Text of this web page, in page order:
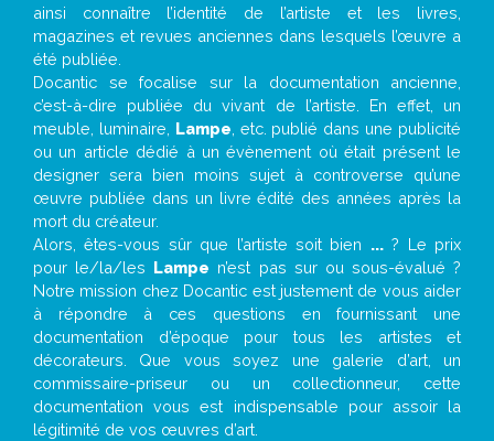
ainsi connaître l’identité de l’artiste et les livres,
magazines et revues anciennes dans lesquels l’œuvre a
été publiée.
Docantic se focalise sur la documentation ancienne,
c’est-à-dire publiée du vivant de l’artiste. En effet, un
meuble, luminaire, Lampe , etc. publié dans une publicité
ou un article dédié à un évènement où était présent le
designer sera bien moins sujet à controverse qu’une
œuvre publiée dans un livre édité des années après la
mort du créateur.
Alors, êtes-vous sûr que l’artiste soit bien ...? Le prix
pour le/la/les Lampe n’est pas sur ou sous-évalué ?
Notre mission chez Docantic est justement de vous aider
à répondre à ces questions en fournissant une
documentation d’époque pour tous les artistes et
décorateurs. Que vous soyez une galerie d’art, un
commissaire-priseur ou un collectionneur, cette
documentation vous est indispensable pour assoir la
légitimité de vos œuvres d’art.